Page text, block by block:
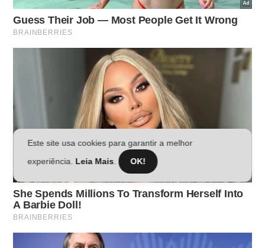
Este site usa cookies para garantir a melhor
experiência. Leia Mais . OK!